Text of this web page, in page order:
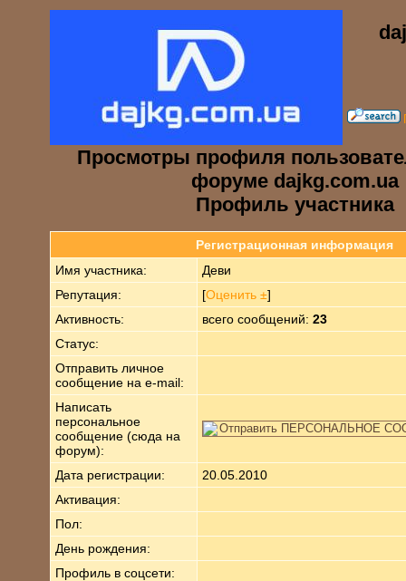
Просмотры профиля
форуме dajkg.com.ua
Профиль участника
Регистрационная информация
Имя участника:
Деви
Репутация:
[Оценить ±]
Активность:
всего сообщений: 23
Статус:
Отправить личное
сообщение на e-mail:
Написать
персональное
сообщение (сюда на
форум):
Дата регистрации:
20.05.2010
Активация:
Пол:
День рождения:
Профиль в соцсети: